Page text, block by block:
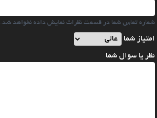
شماره تماس شما در قسمت نظرات نمایش داده نخواهد شد.
امتیاز شما
نظر یا سوال شما